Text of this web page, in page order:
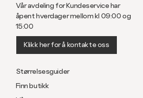
Vår avdeling for Kundeservice har
åpent hverdager mellom kl 09:00 og
15:00
Klikk her for å kontakte oss
Størrelsesguider
Finn butikk